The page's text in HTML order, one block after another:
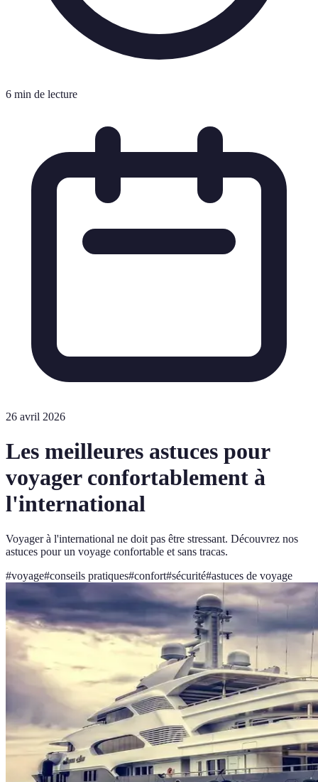
6 min de lecture
26 avril 2026
Les meilleures astuces pour
voyager confortablement à
l'international
Voyager à l'international ne doit pas être stressant. Découvrez nos
astuces pour un voyage confortable et sans tracas.
#voyage#conseils pratiques#confort#sécurité#astuces de voyage